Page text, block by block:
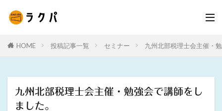
HOME 投稿記事一覧 セミナー 九州北部税理士会主催・
九州北部税理士会主催・勉強会で講師をし
ました。